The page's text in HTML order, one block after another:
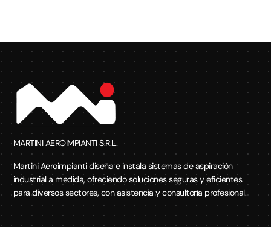
MARTINI AEROIMPIANTI S.R.L.
Martini Aeroimpianti diseña e instala sistemas de aspiración
industrial a medida, ofreciendo soluciones seguras y eficientes
para diversos sectores, con asistencia y consultoría profesional.